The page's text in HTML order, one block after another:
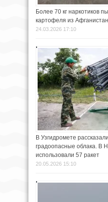
Более 70 кг наркотиков
картофеля из
24.03.2026 17:10
В Узгидромете
градоопасные облака. В
использовали 57 ракет
20.05.2026 15:10